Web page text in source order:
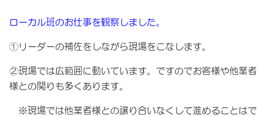
ローカル班のお仕事を観察しました。
①リーダーの補佐をしながら現場をこなします。
②現場では広範囲に動いています。ですのでお客様や他業者
様との関りも多くあります。
※現場では他業者様との譲り合いなくして進めることはで